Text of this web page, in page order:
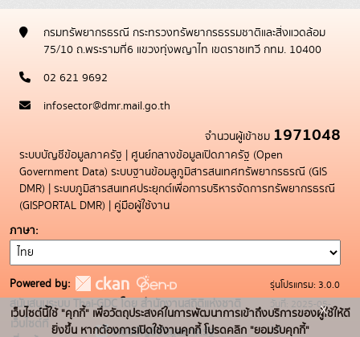
กรมทรัพยากรธรณี กระทรวงทรัพยากรธรรมชาติและสิ่งแวดล้อม
75/10 ถ.พระรามที่6 แขวงทุ่งพญาไท เขตราชเทวี กทม. 10400
02 621 9692
infosector@dmr.mail.go.th
จำนวนผู้เข้าชม 1971048
ระบบบัญชีข้อมูลภาครัฐ | ศูนย์กลางข้อมูลเปิดภาครัฐ (Open
Government Data) ระบบฐานข้อมลูภูมิสารสนเทศทรัพยากรธรณี (GIS
DMR) | ระบบภูมิสารสนเทศประยุกต์เพื่อการบริหารจัดการทรัพยากรธรณี
(GISPORTAL DMR) | คู่มือผู้ใช้งาน
ภาษา
Powered by:
สนับสนุนระบบ Thai-GDC โดย สำนักงานสถิติแห่งชาติ
เว็บไซต์ที่
ระบบบัญชีข้อมูลภาครัฐ
รุ่นโปรแกรม: 3.0.0
วันที่: 2025-05-
19
เว็บไซต์นี้ใช้ "คุกกี้" เพื่อวัตถุประสงค์ในการพัฒนาการเข้าถึงบริการของผู้ใช้ให้ดี
ยิ่งขึ้น หากต้องการเปิดใช้งานคุกกี้ โปรดคลิก "ยอมรับคุกกี้"
x